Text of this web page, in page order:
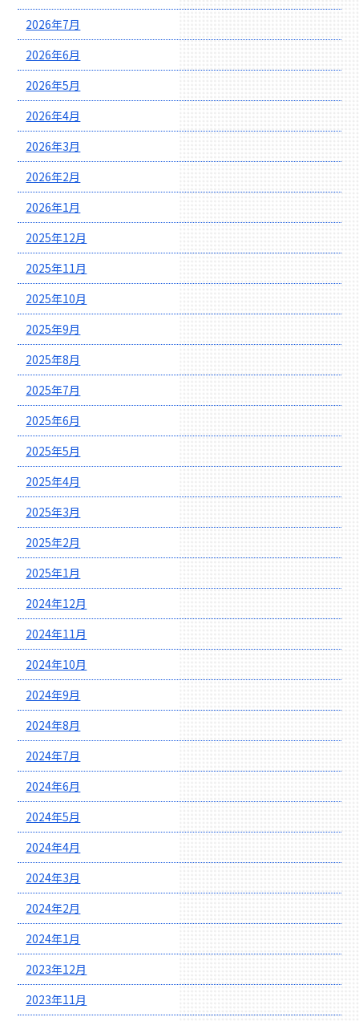
2026年7月
2026年6月
2026年5月
2026年4月
2026年3月
2026年2月
2026年1月
2025年12月
2025年11月
2025年10月
2025年9月
2025年8月
2025年7月
2025年6月
2025年5月
2025年4月
2025年3月
2025年2月
2025年1月
2024年12月
2024年11月
2024年10月
2024年9月
2024年8月
2024年7月
2024年6月
2024年5月
2024年4月
2024年3月
2024年2月
2024年1月
2023年12月
2023年11月